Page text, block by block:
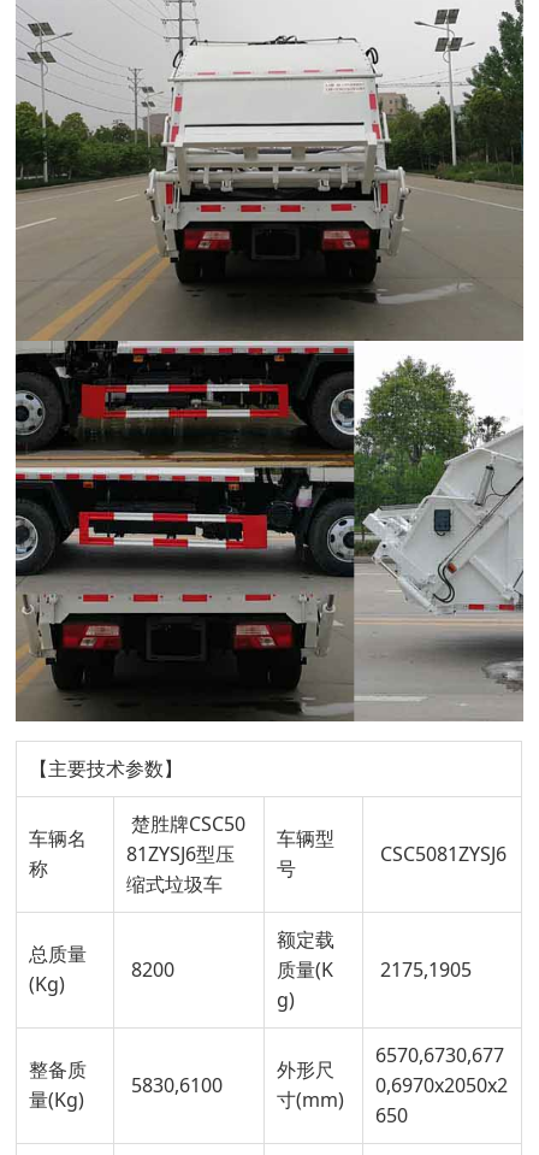
【主要技术参数】
车辆名
称
楚胜牌CSC50
81ZYSJ6型压
缩式垃圾车
车辆型
号
CSC5081ZYSJ6
总质量
(Kg)
8200
额定载
质量(K
g)
2175,1905
整备质
量(Kg)
5830,6100
外形尺
寸(mm)
6570,6730,677
0,6970x2050x2
650